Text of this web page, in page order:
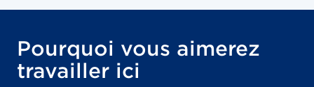
Pourquoi vous aimerez
travailler ici